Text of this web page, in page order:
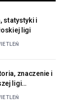
statystyki i
ligi
znaczenie i
ligi